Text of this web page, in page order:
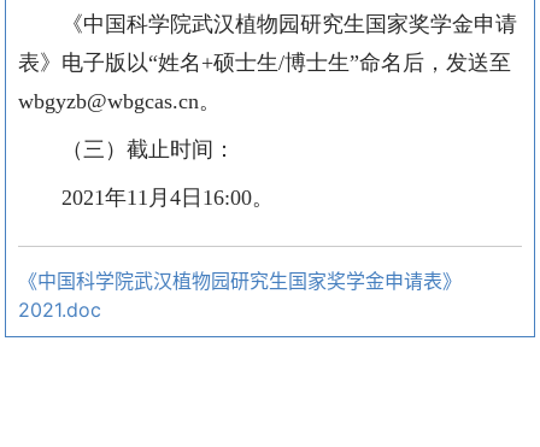
《中国科学院武汉植物园研究生国家奖学金申请
表》电子版以“姓名+硕士生/博士生”命名后，发送至
wbgyzb@wbgcas.cn。
（三）截止时间：
2021年1 1 月 4日 16:00。
《中国科学院武汉植物园研究生国家奖学金申请表》
2021.doc